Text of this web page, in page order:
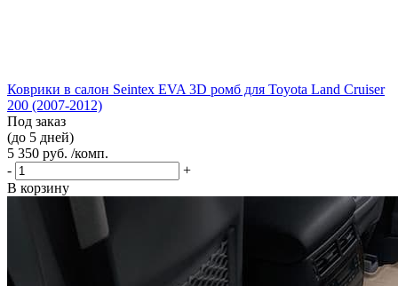
Коврики в салон Seintex EVA 3D ромб для Toyota Land Cruiser
200 (2007-2012)
Под заказ
(до 5 дней)
5 350 руб. /комп.
-
+
В корзину